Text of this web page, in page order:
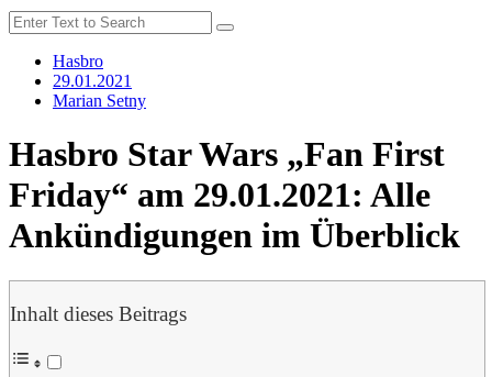
Hasbro
29.01.2021
Marian Setny
Hasbro Star Wars „Fan First
Friday“ am 29.01.2021: Alle
Ankündigungen im Überblick
Inhalt dieses Beitrags